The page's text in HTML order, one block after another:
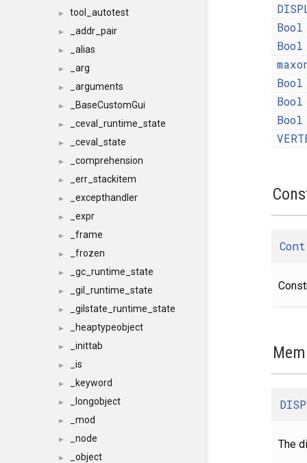
► tool_autotest
► _addr_pair
► _alias
► _arg
► _arguments
► _BaseCustomGui
► _ceval_runtime_state
► _ceval_state
► _comprehension
► _err_stackitem
► _excepthandler
► _expr
► _frame
► _frozen
► _gc_runtime_state
► _gil_runtime_state
► _gilstate_runtime_state
► _heaptypeobject
► _inittab
► _is
► _keyword
► _longobject
► _mod
► _node
► _object
Bool
Bool
Bool
Bool
Bool
The